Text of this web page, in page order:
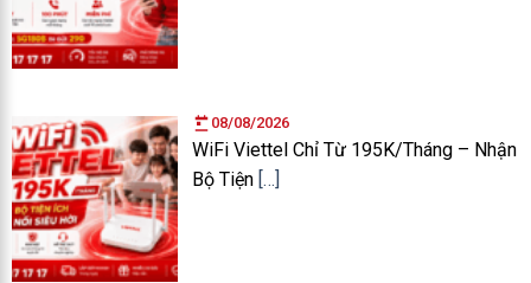
08/08/2026
WiFi Viettel Chỉ Từ 195K/Tháng – Nhận
Bộ Tiện […]